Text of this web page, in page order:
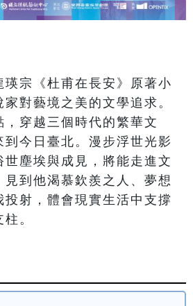
瑛宗《杜甫在長安》原著小
對藝境之美的文學追求。
穿越三個時代的繁華文
到今日臺北。漫步浮世光影
塵埃與成見，將能走進文
到他渴慕欽羨之人、夢想
射，體會現實生活中支撐
。